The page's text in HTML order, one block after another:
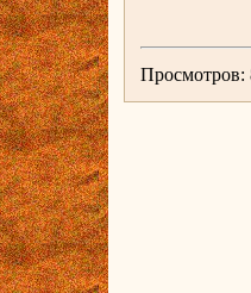
Просмотров: